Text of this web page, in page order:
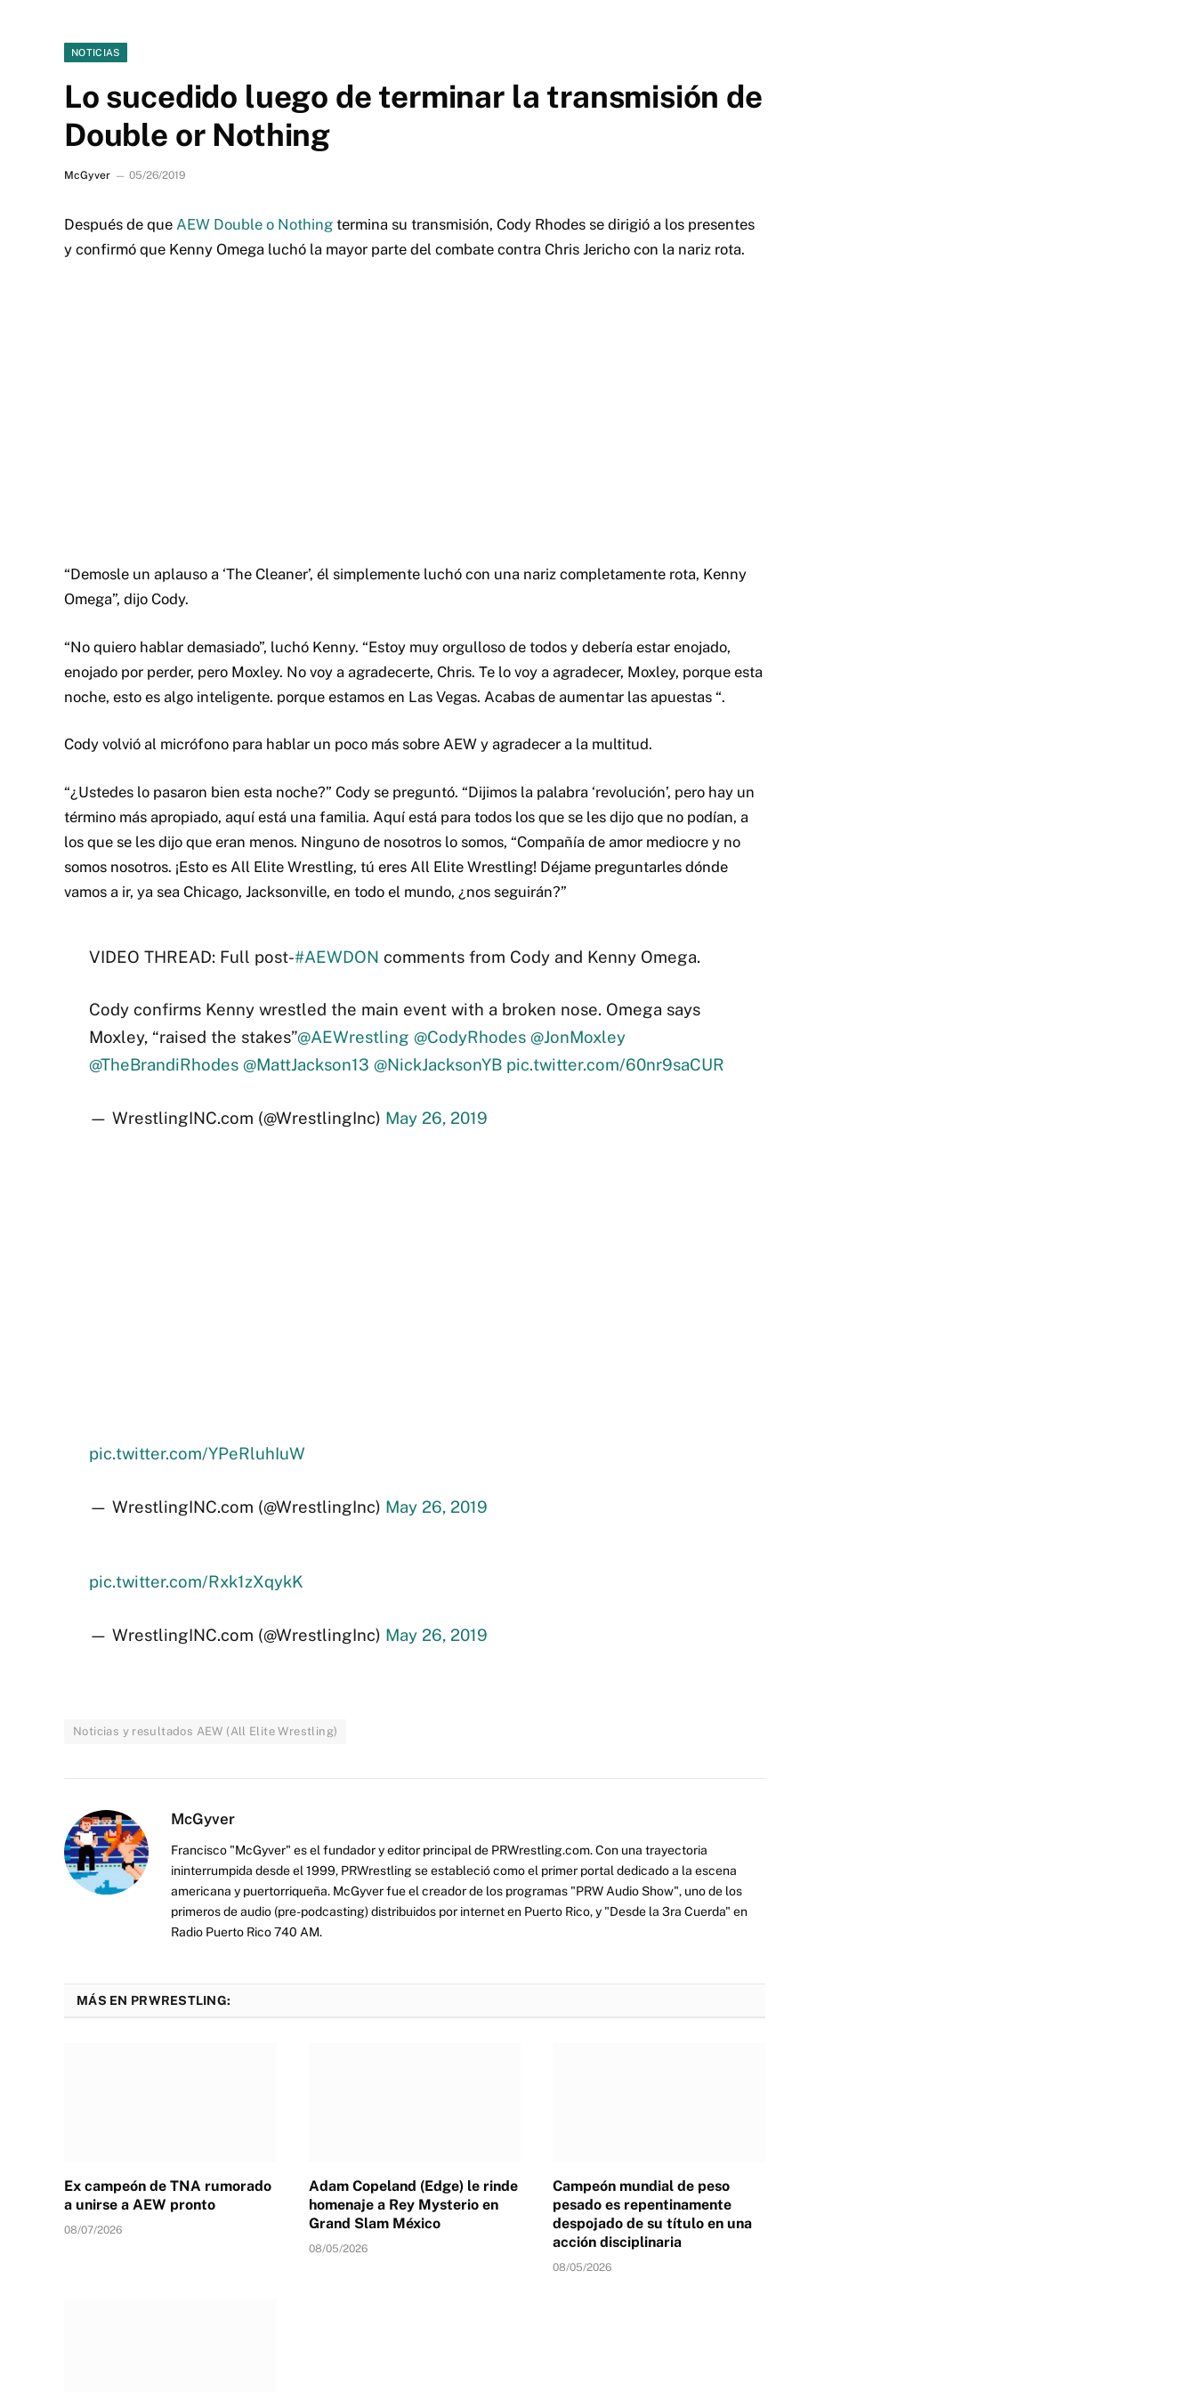
NOTICIAS
Lo sucedido luego de terminar la transmisión de
Double or Nothing
McGyver 05/26/2019
Después de que AEW Double o Nothing termina su transmisión, Cody Rhodes se dirigió a los presentes
y confirmó que Kenny Omega luchó la mayor parte del combate contra Chris Jericho con la nariz rota.
“Demosle un aplauso a ‘The Cleaner’, él simplemente luchó con una nariz completamente rota, Kenny
Omega”, dijo Cody.
“No quiero hablar demasiado”, luchó Kenny. “Estoy muy orgulloso de todos y debería estar enojado,
enojado por perder, pero Moxley. No voy a agradecerte, Chris. Te lo voy a agradecer, Moxley, porque esta
noche, esto es algo inteligente. porque estamos en Las Vegas. Acabas de aumentar las apuestas “.
Cody volvió al micrófono para hablar un poco más sobre AEW y agradecer a la multitud.
“¿Ustedes lo pasaron bien esta noche?” Cody se preguntó. “Dijimos la palabra ‘revolución’, pero hay un
término más apropiado, aquí está una familia. Aquí está para todos los que se les dijo que no podían, a
los que se les dijo que eran menos. Ninguno de nosotros lo somos, “Compañía de amor mediocre y no
somos nosotros. ¡Esto es All Elite Wrestling, tú eres All Elite Wrestling! Déjame preguntarles dónde
vamos a ir, ya sea Chicago, Jacksonville, en todo el mundo, ¿nos seguirán?”
VIDEO THREAD: Full post-#AEWDON comments from Cody and Kenny Omega.
Cody confirms Kenny wrestled the main event with a broken nose. Omega says
Moxley, “raised the stakes”@AEWrestling @CodyRhodes @JonMoxley
@TheBrandiRhodes @MattJackson13 @NickJacksonYB pic.twitter.com/60nr9saCUR
— WrestlingINC.com (@WrestlingInc) May 26, 2019
pic.twitter.com/YPeRluhIuW
— WrestlingINC.com (@WrestlingInc) May 26, 2019
pic.twitter.com/Rxk1zXqykK
— WrestlingINC.com (@WrestlingInc) May 26, 2019
Noticias y resultados AEW (All Elite Wrestling)
McGyver
Francisco "McGyver" es el fundador y editor principal de PRWrestling.com. Con una trayectoria
ininterrumpida desde el 1999, PRWrestling se estableció como el primer portal dedicado a la escena
americana y puertorriqueña. McGyver fue el creador de los programas "PRW Audio Show", uno de los
primeros de audio (pre-podcasting) distribuidos por internet en Puerto Rico, y "Desde la 3ra Cuerda" en
Radio Puerto Rico 740 AM.
MÁS EN PRWRESTLING:
Ex campeón de TNA rumorado
a unirse a AEW pronto
08/07/2026
Adam Copeland (Edge) le rinde
homenaje a Rey Mysterio en
Grand Slam México
08/05/2026
Campeón mundial de peso
pesado es repentinamente
despojado de su título en una
acción disciplinaria
08/05/2026